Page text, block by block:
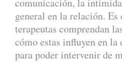
comunicación, la
general en la relación. Es
terapeutas comprendan
cómo estas influyen en
para poder intervenir de